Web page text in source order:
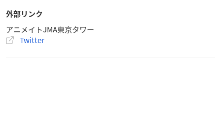
ア ～最後のバカ騒ぎの幕開けだァァァァ！～」特典は、別途配
布されます。
※特典は無くなり次第、終了となります。
外部リンク
アニメイトJMA東京タワー
Twitter